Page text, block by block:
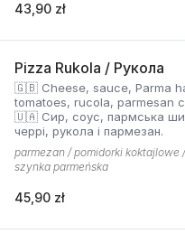
43,90 zł
Pizza Rukola / Рукола
🇬🇧 Cheese, sauce, Parma
tomatoes, rucola, parmesan
🇺🇦 Сир, соус, пармська
черрі, рукола і пармезан.
parmezan / pomidorki koktajlowe
szynka parmeńska
45,90 zł